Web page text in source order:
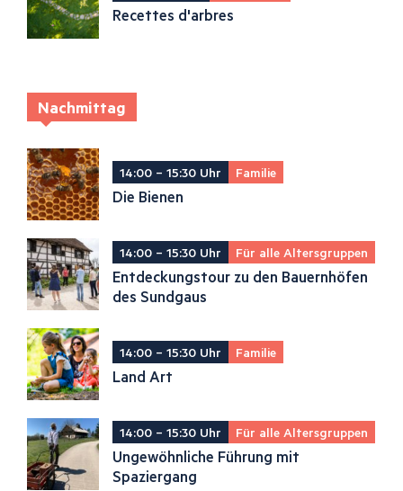
Recettes d'arbres
Nachmittag
14:00 – 15:30 Uhr Familie
Die Bienen
14:00 – 15:30 Uhr Für alle Altersgruppen
Entdeckungstour zu den Bauernhöfen
des Sundgaus
14:00 – 15:30 Uhr Familie
Land Art
14:00 – 15:30 Uhr Für alle Altersgruppen
Ungewöhnliche Führung mit
Spaziergang